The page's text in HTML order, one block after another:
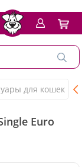
для кошек
Euro